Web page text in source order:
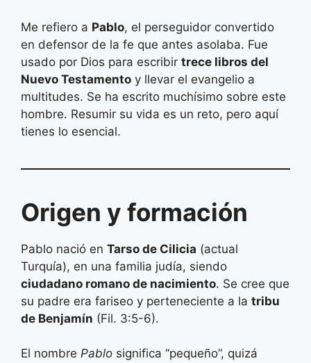
Me refiero a Pablo, el perseguidor convertido
en defensor de la fe que antes asolaba. Fue
usado por Dios para escribir trece libros del
Nuevo Testamento y llevar el evangelio a
multitudes. Se ha escrito muchísimo sobre este
hombre. Resumir su vida es un reto, pero aquí
tienes lo esencial.
Origen y formación
Pablo nació en Tarso de Cilicia (actual
Turquía), en una familia judía, siendo
ciudadano romano de nacimiento. Se cree que
su padre era fariseo y perteneciente a la tribu
de Benjamín (Fil. 3:5-6).
El nombre Pablo significa “pequeño”, quizá